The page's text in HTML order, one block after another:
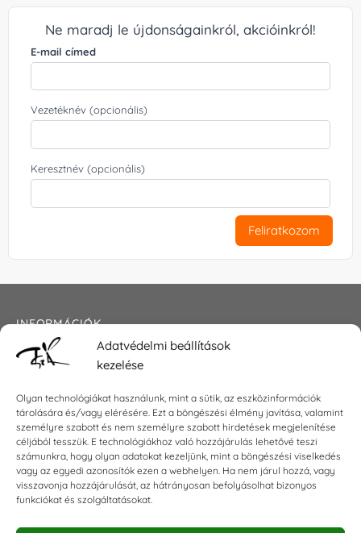
Adatvédelmi beállítások
kezelése
Olyan technológiákat használunk, mint a sütik, az eszközinformációk
tárolására és/vagy elérésére. Ezt a böngészési élmény javítása, valamint
személyre szabott és nem személyre szabott hirdetések megjelenítése
céljából tesszük. E technológiákhoz való hozzájárulás lehetővé teszi
számunkra, hogy olyan adatokat kezeljünk, mint a böngészési viselkedés
vagy az egyedi azonosítók ezen a webhelyen. Ha nem járul hozzá, vagy
visszavonja hozzájárulását, az hátrányosan befolyásolhat bizonyos
funkciókat és szolgáltatásokat.
Ne maradj le újdonságainkról, akcióinkról!
E-mail címed
Vezetéknév (opcionális)
Keresztnév (opcionális)
Feliratkozom
INFORMÁCIÓK
Általános szerződési feltételek
Impresszum
KAPCSOLAT
E-mail:shop@torokszilvi.com
Telefon: +36 30 6767872